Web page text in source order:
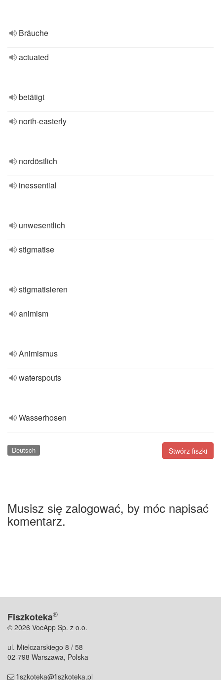
Bräuche
actuated
betätigt
north-easterly
nordöstlich
inessential
unwesentlich
stigmatise
stigmatisieren
animism
Animismus
waterspouts
Wasserhosen
Stwórz fiszki
Deutsch
Musisz się zalogować, by móc napisać
komentarz.
Fiszkoteka®
© 2026 VocApp Sp. z o.o.
ul. Mielczarskiego 8 / 58
02-798 Warszawa, Polska
fiszkoteka@fiszkoteka.pl